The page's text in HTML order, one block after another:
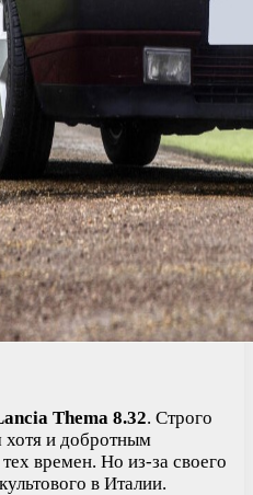
Thema 8.32. Строго
и добротным
времен. Но из-за своего
в Италии.